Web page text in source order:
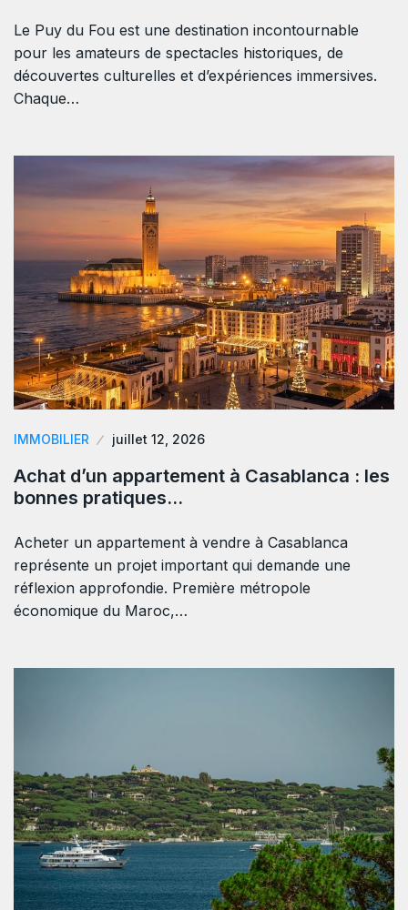
Le Puy du Fou est une destination incontournable
pour les amateurs de spectacles historiques, de
découvertes culturelles et d’expériences immersives.
Chaque…
IMMOBILIER juillet 12, 2026
Achat d’un appartement à Casablanca : les
bonnes pratiques…
Acheter un appartement à vendre à Casablanca
représente un projet important qui demande une
réflexion approfondie. Première métropole
économique du Maroc,…